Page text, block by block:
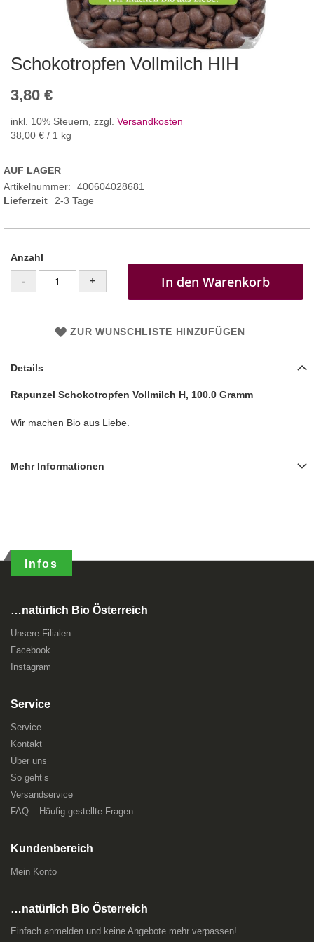
Schokotropfen Vollmilch HIH
3,80 €
inkl. 10% Steuern, zzgl. Versandkosten
38,00 € / 1 kg
AUF LAGER
Artikelnummer
400604028681
Lieferzeit
2-3 Tage
Anzahl
- + In den Warenkorb
ZUR WUNSCHLISTE HINZUFÜGEN
Details
Rapunzel Schokotropfen Vollmilch H, 100.0 Gramm
Wir machen Bio aus Liebe.
Mehr Informationen
Infos
…natürlich Bio Österreich
Unsere Filialen
Facebook
Instagram
Service
Service
Kontakt
Über uns
So geht’s
Versandservice
FAQ – Häufig gestellte Fragen
Kundenbereich
Mein Konto
…natürlich Bio Österreich
Einfach anmelden und keine Angebote mehr verpassen!